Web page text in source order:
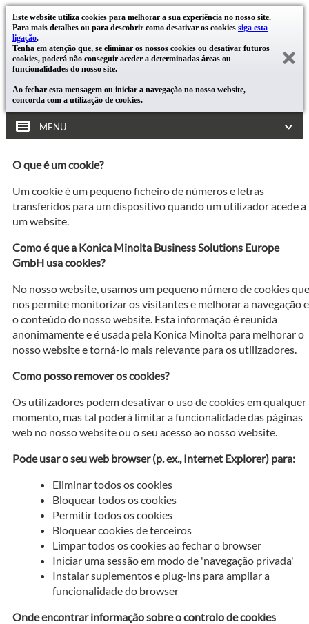
Este website utiliza cookies para melhorar a sua experiência no nosso site.
Para mais detalhes ou para descobrir como desativar os cookies siga esta
ligação.
Tenha em atenção que, se eliminar os nossos cookies ou desativar futuros
cookies, poderá não conseguir aceder a determinadas áreas ou
funcionalidades do nosso site.
Ao fechar esta mensagem ou iniciar a navegação no nosso website,
concorda com a utilização de cookies.
MENU
O que é um cookie?
Um cookie é um pequeno ficheiro de números e letras
transferidos para um dispositivo quando um utilizador acede a
um website.
Como é que a Konica Minolta Business Solutions Europe
GmbH usa cookies?
No nosso website, usamos um pequeno número de cookies que
nos permite monitorizar os visitantes e melhorar a navegação e
o conteúdo do nosso website. Esta informação é reunida
anonimamente e é usada pela Konica Minolta para melhorar o
nosso website e torná-lo mais relevante para os utilizadores.
Como posso remover os cookies?
Os utilizadores podem desativar o uso de cookies em qualquer
momento, mas tal poderá limitar a funcionalidade das páginas
web no nosso website ou o seu acesso ao nosso website.
Pode usar o seu web browser (p. ex., Internet Explorer) para:
Eliminar todos os cookies
Bloquear todos os cookies
Permitir todos os cookies
Bloquear cookies de terceiros
Limpar todos os cookies ao fechar o browser
Iniciar uma sessão em modo de 'navegação privada'
Instalar suplementos e plug-ins para ampliar a
funcionalidade do browser
Onde encontrar informação sobre o controlo de cookies